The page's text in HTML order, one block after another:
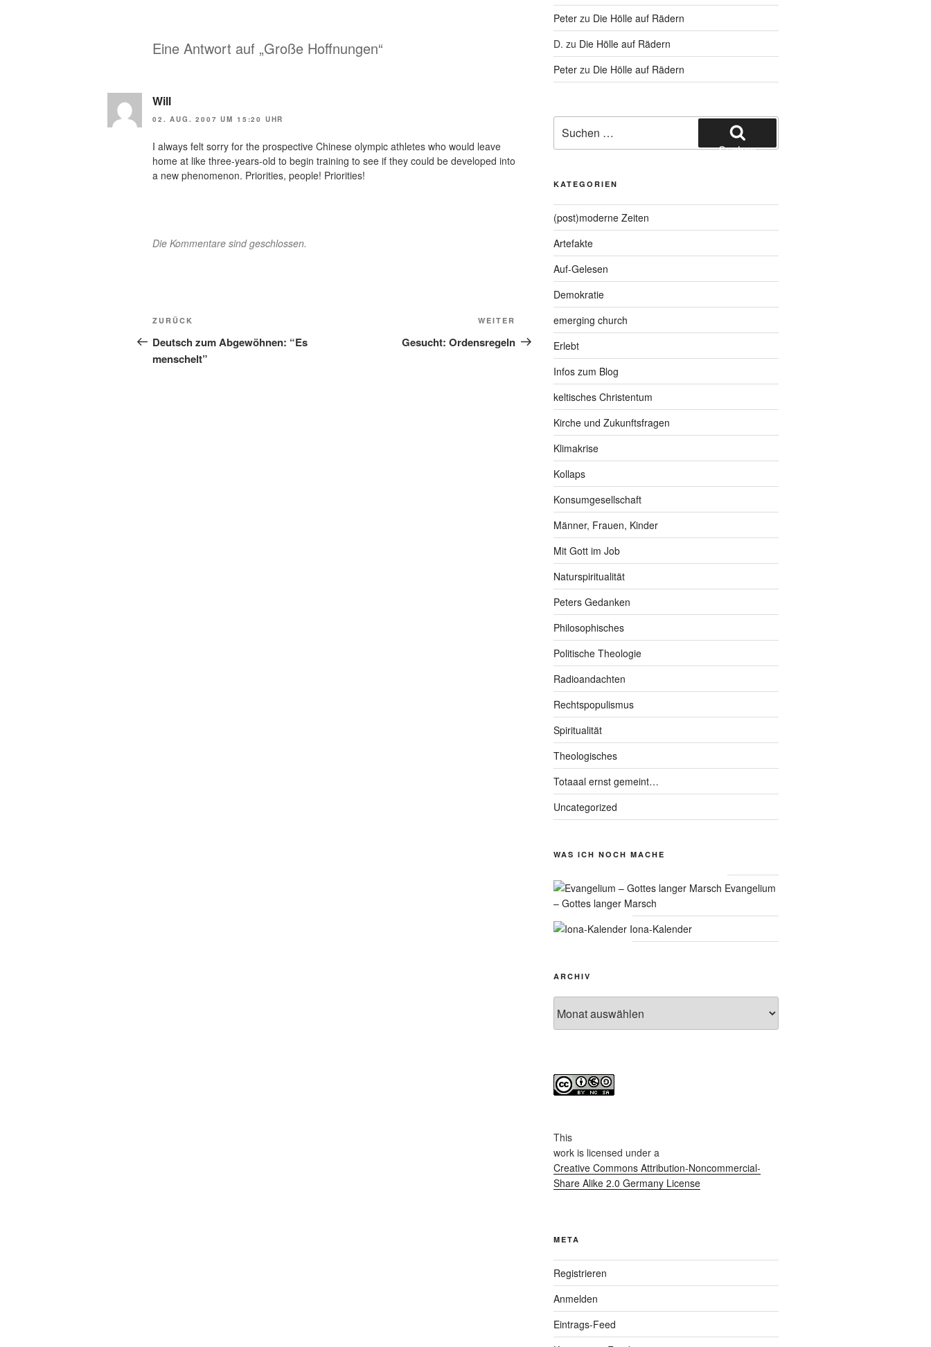
Eine Antwort auf „Große Hoffnungen“
Will
02. AUG. 2007 UM 15:20 UHR
I always felt sorry for the prospective Chinese olympic athletes who would leave
home at like three-years-old to begin training to see if they could be developed into
a new phenomenon. Priorities, people! Priorities!
Die Kommentare sind geschlossen.
Beitragsnavigation
Vorheriger
Beitrag
ZURÜCK
Deutsch zum Abgewöhnen: “Es
menschelt”
Nächster
Beitrag
WEITER
Gesucht: Ordensregeln
Peterzu Die Hölle auf Rädern
D. zu Die Hölle auf Rädern
Peterzu Die Hölle auf Rädern
nach:
Suchen
KATEGORIEN
(post)moderne Zeiten
Artefakte
Auf-Gelesen
Demokratie
emerging church
Erlebt
Infos zum Blog
keltisches Christentum
Kirche und Zukunftsfragen
Klimakrise
Kollaps
Konsumgesellschaft
Männer, Frauen, Kinder
Mit Gott im Job
Naturspiritualität
Peters Gedanken
Philosophisches
Politische Theologie
Radioandachten
Rechtspopulismus
Spiritualität
Theologisches
Totaaal ernst gemeint…
Uncategorized
WAS ICH NOCH MACHE
Evangelium
– Gottes langer Marsch
Iona-Kalender
ARCHIV
This
workis licensed under a
Creative Commons Attribution-Noncommercial-
Share Alike 2.0 Germany License
META
Registrieren
Anmelden
Eintrags-Feed